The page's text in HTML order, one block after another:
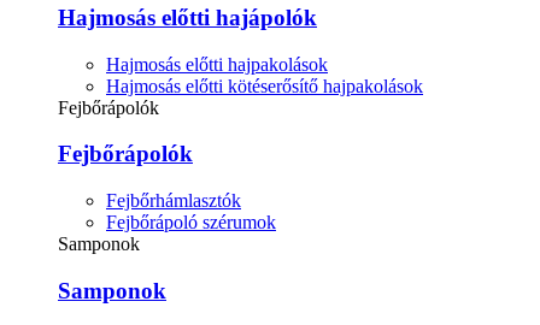
Hajmosás előtti hajápolók
Hajmosás előtti hajpakolások
Hajmosás előtti kötéserősítő hajpakolások
Fejbőrápolók
Fejbőrápolók
Fejbőrhámlasztók
Fejbőrápoló szérumok
Samponok
Samponok